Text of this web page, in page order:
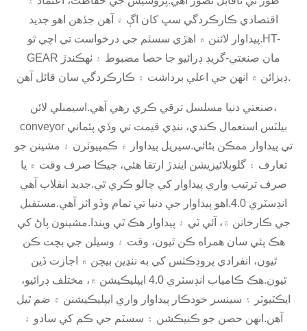
اقتصادي ڪارڪردگي سڀ کان اڳ ۾ آهن جڏهن اهو جديد
پيداوار لائنن ۾ اهڙي سسٽم جي درخواست تي اچي ٿو.HT-
GEAR مان صنعتي-گريڊ ڊرائيو جا حصا مضبوط ۽ ٺهڪندڙ
ڊيزائن ۾ انهن جي اعلي برداشت ۽ ڪارڪردگي سان قائل آهن.
صنعتي دنيا مسلسل ترقي ڪري رهي آهي.اسيمبلي لائن،
conveyor بيلٽس استعمال ڪندي، ننڍي قيمت تي وڏي پئماني
تي پيداوار ممڪن بڻائي.سيريل پيداوار ۾ ڪمپيوٽرن ۽ مشينن جو
تعارف ۽ گلوبلائيزيشن ايندڙ ارتقا هئي، جيڪا صرف وقت ۾ يا
صرف ترتيب واري پيداوار کي چالو ڪري ٿي.جديد انقلاب آهي
انڊسٽري 4.0.اهو پيداوار جي دنيا تي تمام وڏو اثر آهي.مستقبل
جي ڪارخانن ۾، آئي ٽي ۽ پيداوار هڪ ٿي ويندا.مشينون پاڻ کي
هڪ ٻئي سان همراه ڪن ٿيون، وقت ۽ وسيلن جي بچت ڪن
ٿيون، انفرادي پروڊڪٽس کي به ننڍين بيچن ۾ اجازت ڏين
ٿيون.هڪ ڪامياب انڊسٽري 4.0 ايپليڪيشن ۾، مختلف ڊرائيو،
ايڪٽيوٽر ۽ سينسر خودڪار پيداوار واري ايپليڪيشنن ۾ ضم ٿيل
آهن.انهن حصن جو ڪنيڪشن ۽ سسٽم جي ڪم کي سادو ۽